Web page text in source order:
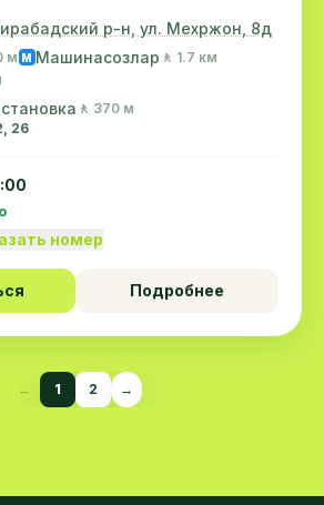
р-н, ул. Мехржон, 8д
м M Машинасозлар 🚶 1.7 км
🚶 370 м
26
номер
Подробнее
← 1 2 →